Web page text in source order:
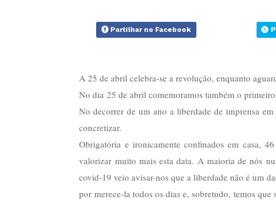
Partilhar no Facebook
A 25 de abril celebra-se a revolução, enquanto
No dia 25 de abril comemoramos também o
No decorrer de um ano a liberdade de imprensa
concretizar.
Obrigatória e ironicamente confinados em casa,
valorizar muito mais esta data. A maioria de nós
covid-19 veio avisar-nos que a liberdade não é um
por merece-la todos os dias e, sobretudo, temos que